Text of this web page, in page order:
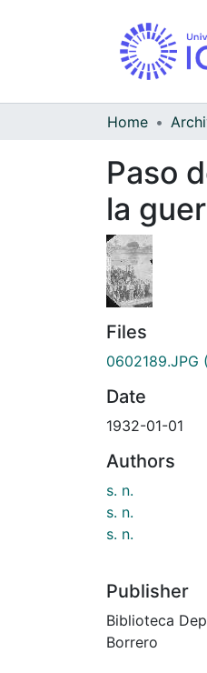
Home
Paso
la
Files
0602189.JPG
Date
1932-01-01
Authors
s. n.
s. n.
s. n.
Publisher
Biblioteca
Borrero